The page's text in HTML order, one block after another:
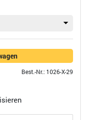
Best.-Nr.: 1026-X-29